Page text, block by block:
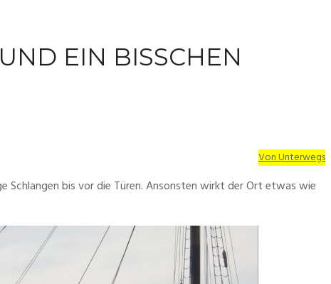
EIN BISSCHEN
Von Unterwegs
Schlangen bis vor die Türen. Ansonsten wirkt der Ort etwas wie